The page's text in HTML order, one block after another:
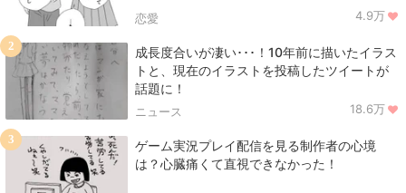
恋愛 4.9万
成長度合いが凄い･･･！10年前に描いたイラス
トと、現在のイラストを投稿したツイートが
話題に！
ニュース 18.6万
2
ゲーム実況プレイ配信を見る制作者の心境
は？心臓痛くて直視できなかった！
3